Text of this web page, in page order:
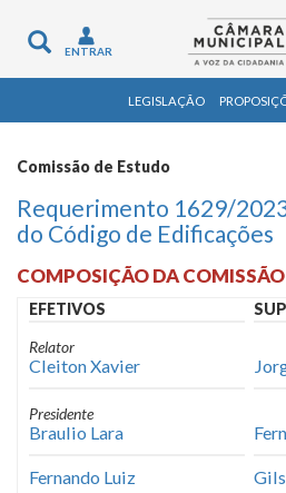
Toggle
navigation
ENTRAR
LEGISLAÇÃO
Comissão de Estudo
Requerimento 1629/
do Código de Edificações
COMPOSIÇÃO DA COMISSÃO
EFETIVOS
Relator
Cleiton Xavier
Presidente
Braulio Lara
Fernando Luiz